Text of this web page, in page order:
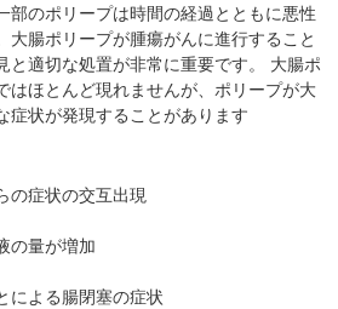
部のポリープは時間の経過とともに悪性
大腸ポリープが腫瘍がんに進行すること
と適切な処置が非常に重要です。 大腸ポ
はほとんど現れませんが、ポリープが大
症状が発現することがあります
の症状の交互出現
の量が増加
による腸閉塞の症状